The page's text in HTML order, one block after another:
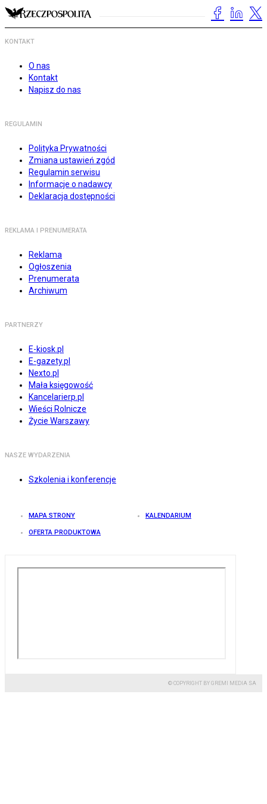
KONTAKT
O nas
Kontakt
Napisz do nas
REGULAMIN
Polityka Prywatności
Zmiana ustawień zgód
Regulamin serwisu
Informacje o nadawcy
Deklaracja dostępności
REKLAMA I PRENUMERATA
Reklama
Ogłoszenia
Prenumerata
Archiwum
PARTNERZY
E-kiosk.pl
E-gazety.pl
Nexto.pl
Mała księgowość
Kancelarierp.pl
Wieści Rolnicze
Życie Warszawy
NASZE WYDARZENIA
Szkolenia i konferencje
MAPA STRONY KALENDARIUM
OFERTA PRODUKTOWA
© COPYRIGHT BY GREMI MEDIA SA